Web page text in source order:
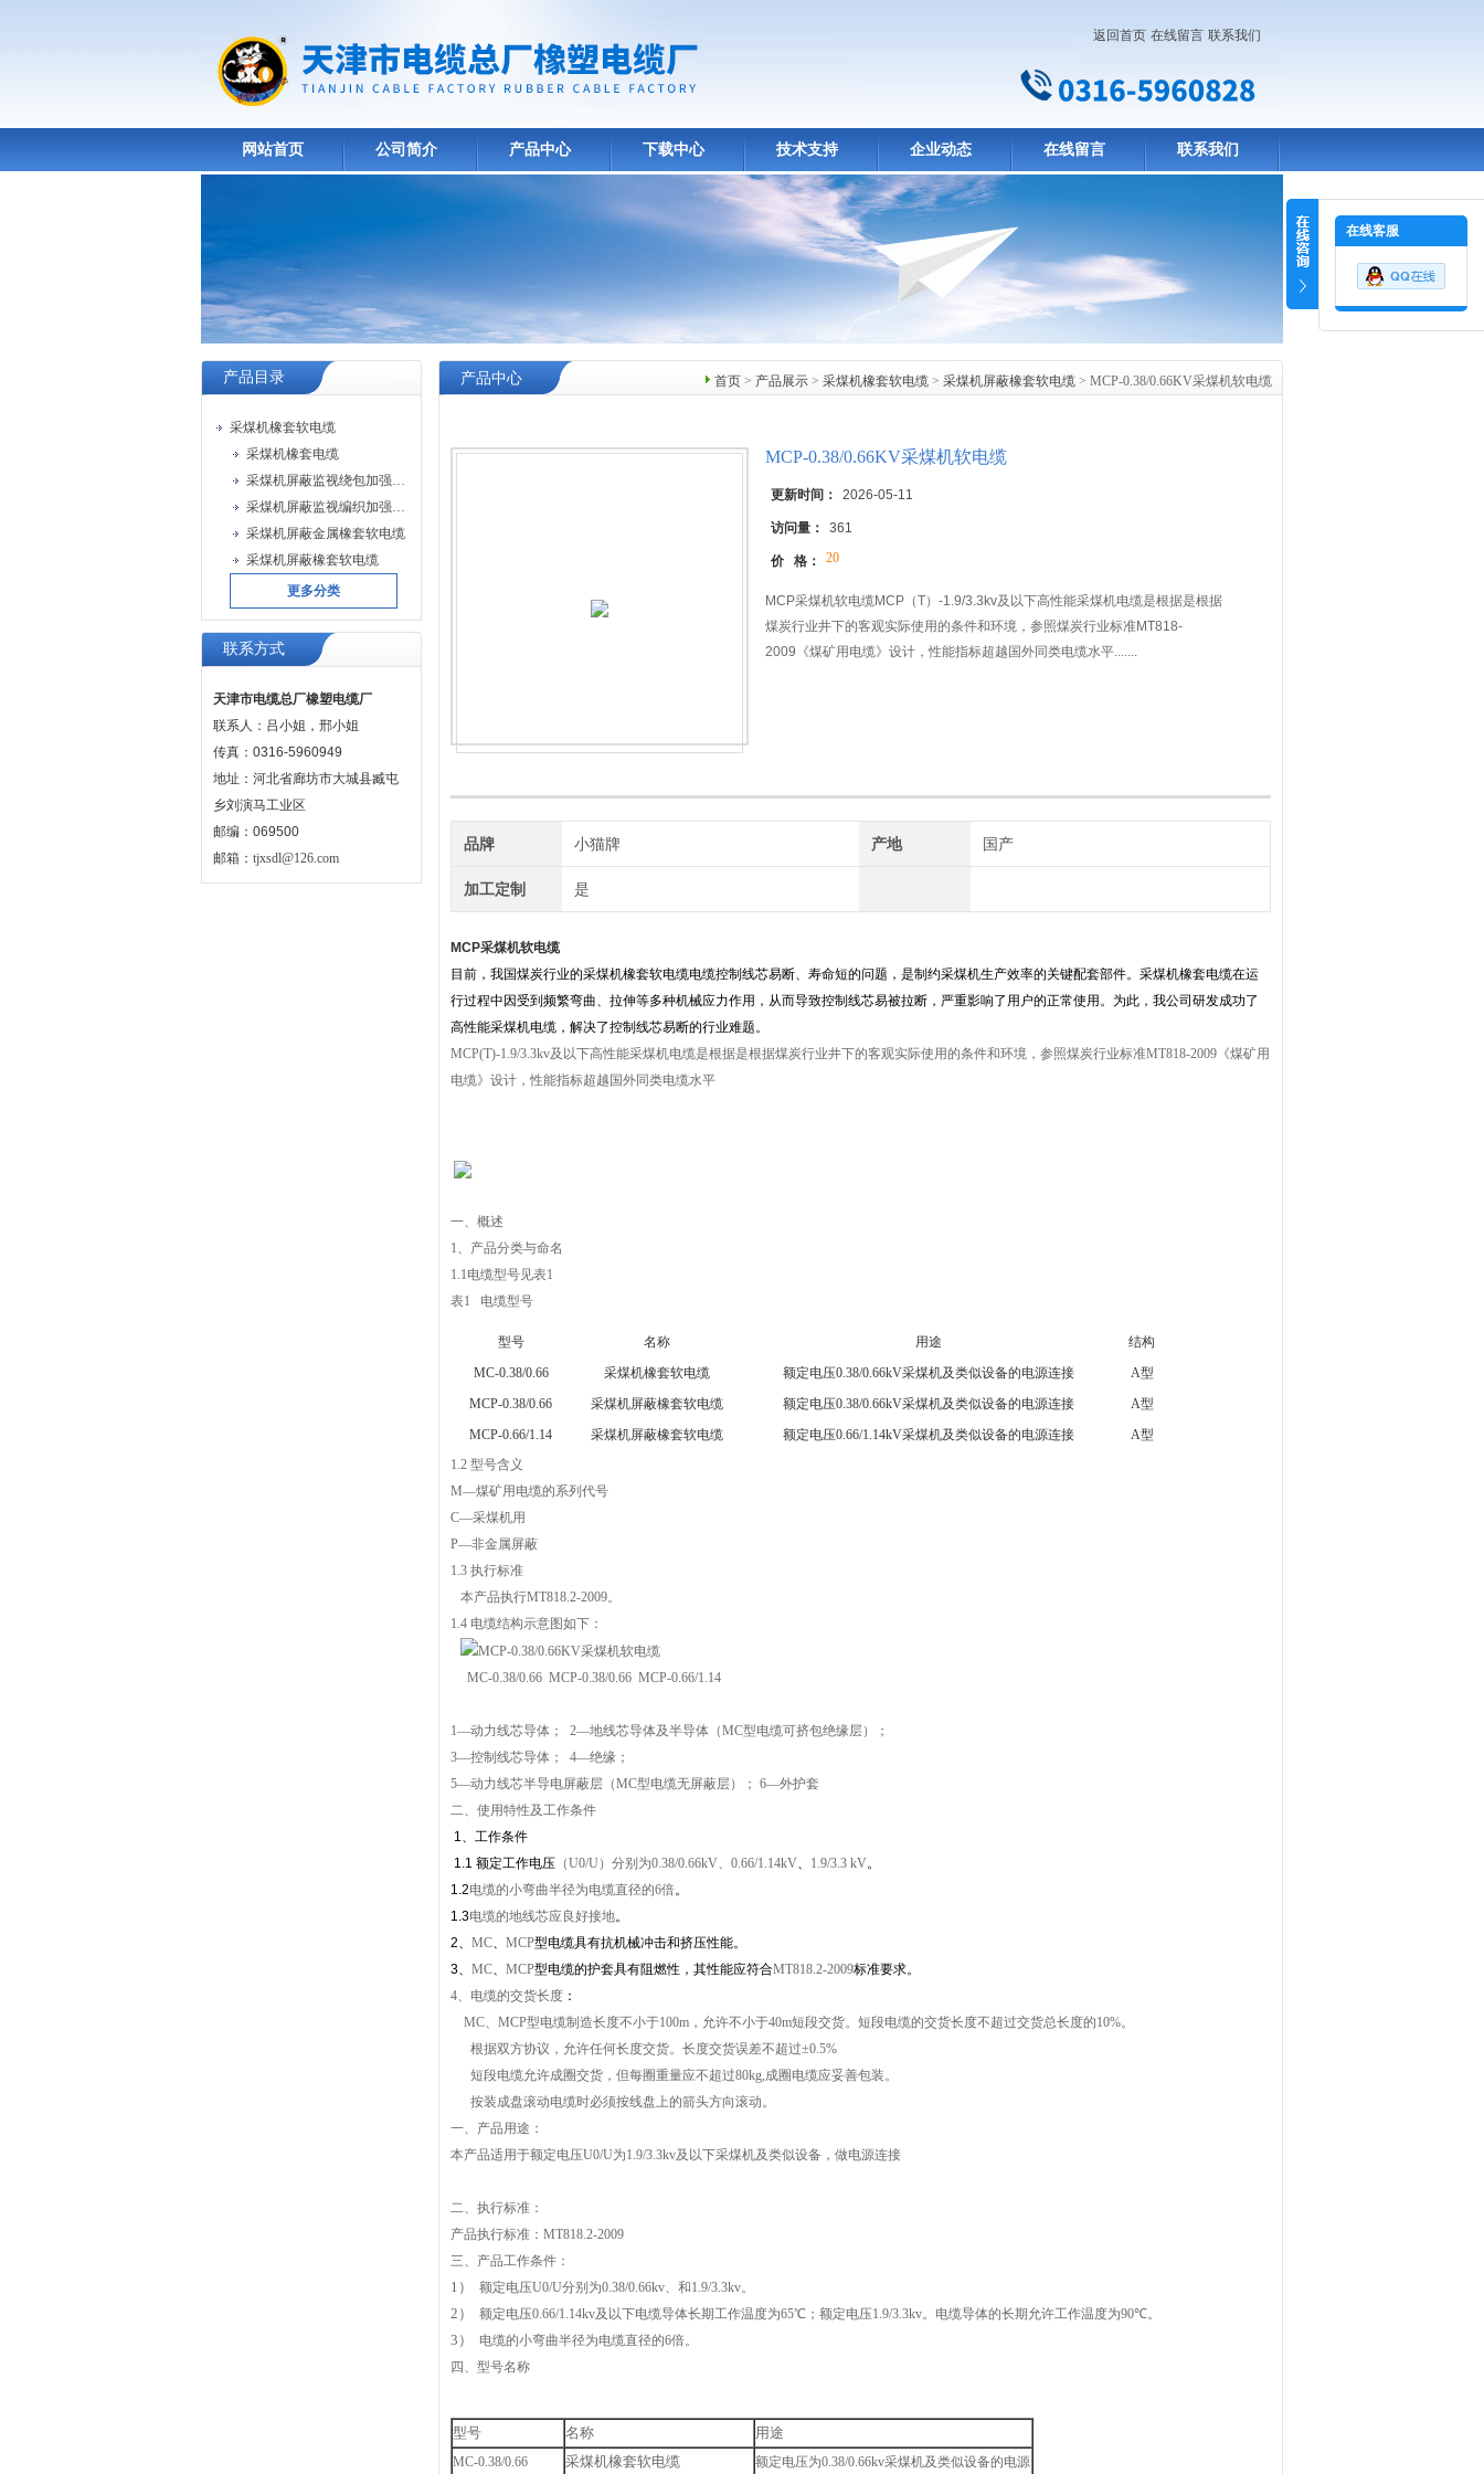
返回首页 在线留言 联系我们
网站首页 公司简介 产品中心 下载中心 技术支持 企业动态 在线留言 联系我们
产品目录
采煤机橡套软电缆
采煤机橡套电缆
采煤机屏蔽监视绕包加强型橡套软电缆
采煤机屏蔽监视编织加强型橡套软电缆
采煤机屏蔽金属橡套软电缆
采煤机屏蔽橡套软电缆
更多分类
联系方式
天津市电缆总厂橡塑电缆厂
联系人：吕小姐，邢小姐
传真：0316-5960949
地址：河北省廊坊市大城县臧屯
乡刘演马工业区
邮编：069500
邮箱： tjxsdl@126.com
首页 > 产品展示 > 采煤机橡套软电缆 > 采煤机屏蔽橡套软电缆 > MCP-0.38/0.66KV采煤机软电缆
产品中心
MCP-0.38/0.66KV采煤机软电缆
更新时间： 2026-05-11
访问量： 361
价 格： 20
MCP采煤机软电缆MCP（T）-1.9/3.3kv及以下高性能采煤机电缆是根据是根据
煤炭行业井下的客观实际使用的条件和环境，参照煤炭行业标准MT818-
2009《煤矿用电缆》设计，性能指标超越国外同类电缆水平.......
品牌 小猫牌 产地 国产
加工定制 是
MCP采煤机软电缆
目前，我国煤炭行业的采煤机橡套软电缆电缆控制线芯易断、寿命短的问题，是制约采煤机生产效率的关键配套部件。采煤机橡套电缆在运
行过程中因受到频繁弯曲、拉伸等多种机械应力作用，从而导致控制线芯易被拉断，严重影响了用户的正常使用。为此，我公司研发成功了
高性能采煤机电缆，解决了控制线芯易断的行业难题。
MCP(T)-1.9/3.3kv及以下高性能采煤机电缆是根据是根据煤炭行业井下的客观实际使用的条件和环境，参照煤炭行业标准MT818-2009 《煤矿用
电缆》设计，性能指标超越国外同类电缆水平
一、概述
1、产品分类与命名
1.1电缆型号见表1
表1 电缆型号
型号 名称 用途
结构
MC-0.38/0.66
采煤机橡套软电缆 额定电压0.38/0.66kV采煤机及类似设备的电源连接
A型
MCP-0.38/0.66
采煤机屏蔽橡套软电缆 额定电压0.38/0.66kV采煤机及类似设备的电源连接
A型
MCP-0.66/1.14
采煤机屏蔽橡套软电缆 额定电压0.66/1.14kV采煤机及类似设备的电源连接
A型
1.2 型号含义
M—煤矿用电缆的系列代号
C—采煤机用
P—非金属屏蔽
1.3 执行标准
本产品执行MT818.2-2009。
1.4 电缆结构示意图如下：
MC-0.38/0.66 MCP-0.38/0.66 MCP-0.66/1.14
1—动力线芯导体； 2—地线芯导体及半导体（MC型电缆可挤包绝缘层）；
3—控制线芯导体； 4—绝缘；
5—动力线芯半导电屏蔽层（MC型电缆无屏蔽层）； 6—外护套
二、使用特性及工作条件
1、工作条件
1.1 额定工作电压 （U0/U）分别为0.38/0.66kV、 0.66/1.14kV、 1.9/3.3 kV。
1.2电缆的小弯曲半径为电缆直径的6倍。
1.3电缆的地线芯应良好接地。
2、 MC、 MCP型电缆具有抗机械冲击和挤压性能。
3、 MC、 MCP型电缆的护套具有阻燃性，其性能应符合MT818.2-2009标准要求。
4、电缆的交货长度 ：
MC、 MCP型电缆制造长度不小于100m ，允许不小于40m短段交货。短段电缆的交货长度不超过交货总长度的10%。
根据双方协议，允许任何长度交货。长度交货误差不超过±0.5%
短段电缆允许成圈交货，但每圈重量应不超过80kg,成圈电缆应妥善包装。
按装成盘滚动电缆时必须按线盘上的箭头方向滚动。
一、 产品用途：
本产品适用于额定电压U0/U为1.9/3.3kv及以下采煤机及类似设备，做电源连接
二、 执行标准：
产品执行标准： MT818.2-2009
三、 产品工作条件：
1） 额定电压U0/U分别为0.38/0.66kv、和1.9/3.3kv。
2） 额定电压0.66/1.14kv及以下电缆导体长期工作温度为65℃；额定电压1.9/3.3kv。电缆导体的长期允许工作温度为90℃。
3） 电缆的小弯曲半径为电缆直径的6倍。
四、 型号名称
型号 名称 用途
MC-0.38/0.66 采煤机橡套软电缆 额定电压为0.38/0.66kv采煤机及类似设备的电源
在线客服